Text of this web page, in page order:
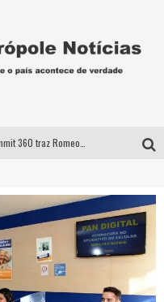
Agosto Dourado: apoio, informação e acolhimento fortalecem o sucesso da amamentação